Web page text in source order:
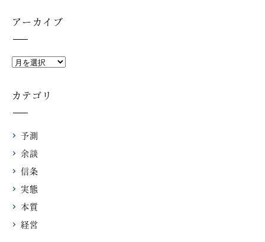
アーカイブ
カテゴリ
予測
余談
信条
実態
本質
経営